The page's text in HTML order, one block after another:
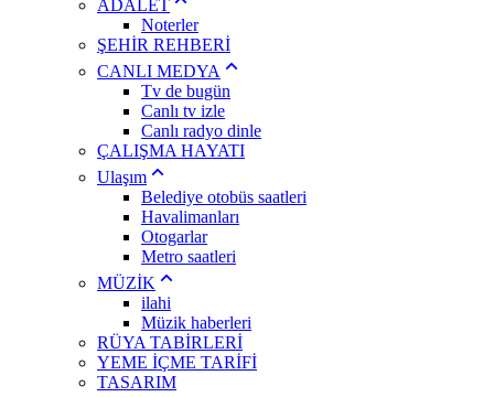
ADALET
Noterler
ŞEHİR REHBERİ
CANLI MEDYA
Tv de bugün
Canlı tv izle
Canlı radyo dinle
ÇALIŞMA HAYATI
Ulaşım
Belediye otobüs saatleri
Havalimanları
Otogarlar
Metro saatleri
MÜZİK
ilahi
Müzik haberleri
RÜYA TABİRLERİ
YEME İÇME TARİFİ
TASARIM